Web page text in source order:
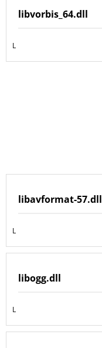
libvorbis_64.dll
L
libavformat-57.dll
L
libogg.dll
L